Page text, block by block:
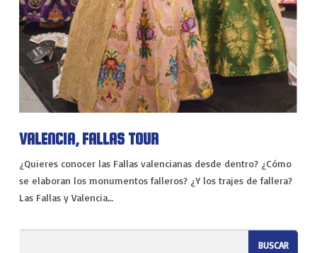
EXPERIENCIAS
VALENCIA, FALLAS TOUR
¿Quieres conocer las Fallas valencianas desde dentro? ¿Cómo
se elaboran los monumentos falleros? ¿Y los trajes de fallera?
Las Fallas y Valencia…